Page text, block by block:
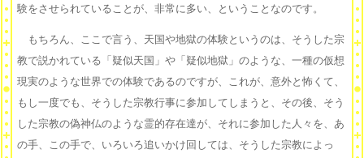
験をさせられていることが、非常に多い、ということなのです。
もちろん、ここで言う、天国や地獄の体験というのは、そうした宗
教で説かれている「疑似天国」や「疑似地獄」のような、一種の仮想
現実のような世界での体験であるのですが、これが、意外と怖くて、
もし一度でも、そうした宗教行事に参加してしまうと、その後、そう
した宗教の偽神仏のような霊的存在達が、それに参加した人々を、あ
の手、この手で、いろいろ追いかけ回しては、そうした宗教によっ